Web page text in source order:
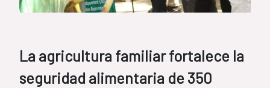
La agricultura familiar fortalece la
seguridad alimentaria de 350